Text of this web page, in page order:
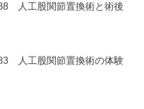
人工股関節置換術と術後
人工股関節置換術の体験